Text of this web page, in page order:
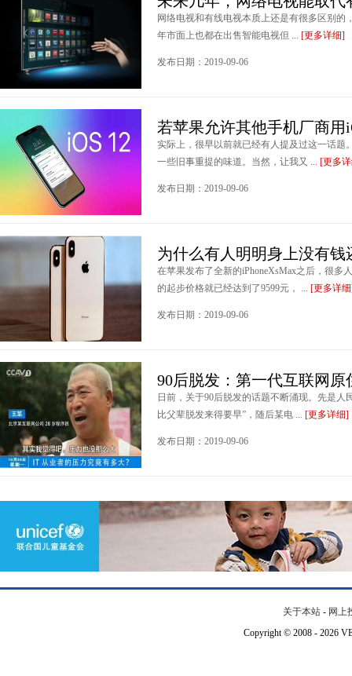
网络电视和有线电视本质上还是有很多区别
年市面上也都在出售智能电视但 ... [更多详细]
发布日期：2019-09-06
若苹果允许其他手机厂商用
实际上，很早以前就已经有人提及过这一话题
一些旧事重提的味道。当然，让我又 ... [更多
发布日期：2019-09-06
为什么有人明明身上没有钱
在苹果发布了全新的iPhoneXsMax之后，很多
的起步价格就已经达到了9599元， ... [更多详
发布日期：2019-09-06
90后脱发：第一代互联网原
日前，关于90后脱发的话题不断涌现。先是人
比父辈脱发来得要早”，随后某电 ... [更多详细]
发布日期：2019-09-06
关于本站 - 网上
Copyright © 2008 - 2026